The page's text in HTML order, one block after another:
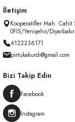
İletişim
Kooperatifler Mah. Cahit
0FİS/Yenişehir/Diyarbakır
4122236171
pirtukakurdi@gmail.com
Bizi Takip Edin
Facebook
Instagram